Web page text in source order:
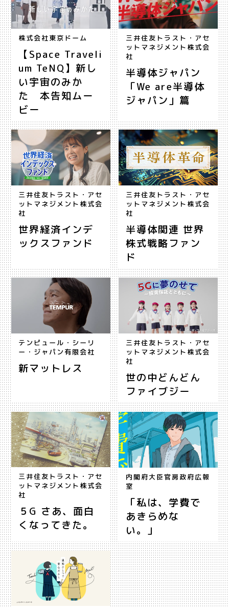
株式会社東京ドーム
【Space Traveli
um TeNQ】新し
い宇宙のみか
た 本告知ムー
ビー
三井住友トラスト・アセ
ットマネジメント株式会
社
半導体ジャパン
「We are半導体
ジャパン」篇
三井住友トラスト・アセ
ットマネジメント株式会
社
世界経済インデ
ックスファンド
三井住友トラスト・アセ
ットマネジメント株式会
社
半導体関連 世界
株式戦略ファン
ド
テンピュール・シーリ
ー・ジャパン有限会社
新マットレス
三井住友トラスト・アセ
ットマネジメント株式会
社
世の中どんどん
ファイブジー
三井住友トラスト・アセ
ットマネジメント株式会
社
５G さあ、面白
くなってきた。
内閣府大臣官房政府広報
室
「私は、学費で
あきらめな
い。」